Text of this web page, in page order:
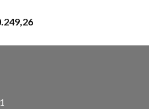
Şu
fiyat: